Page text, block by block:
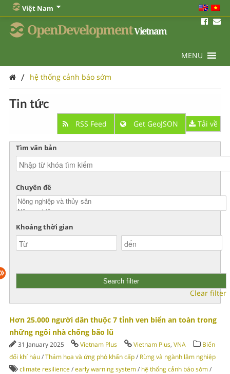
Việt Nam
OpenDevelopmentVietnam
MENU
/ hệ thống cảnh báo sớm
Tin tức
RSS Feed Get GeoJSON Tải về
Tìm văn bản
Chuyên đề
Khoảng thời gian
Clear filter
Hơn 25.000 người dân thuộc 7 tỉnh ven biển an toàn trong
những ngôi nhà chống bão lũ
31 January 2025 Vietnam Plus Vietnam Plus, VNA
Biến
đổi khí hậu/Thảm họa và ứng phó khẩn cấp/ Rừng và ngành lâm nghiệp
climate resilience/early warning system/ hệ thống cảnh báo sớm/